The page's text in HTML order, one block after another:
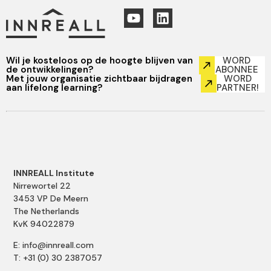
Wil je kosteloos op de hoogte blijven van
de ontwikkelingen?
WORD
ABONNEE
Met jouw organisatie zichtbaar bijdragen
aan lifelong learning?
WORD
PARTNER!
INNREALL Institute
Nirrewortel 22
3453 VP De Meern
The Netherlands
KvK 94022879
E: info@innreall.com
T: +31 (0) 30 2387057